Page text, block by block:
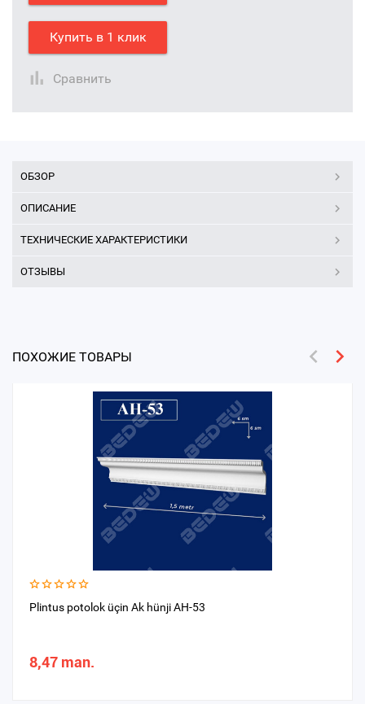
Купить в 1 клик
Сравнить
ОБЗОР
ОПИСАНИЕ
ТЕХНИЧЕСКИЕ ХАРАКТЕРИСТИКИ
ОТЗЫВЫ
ПОХОЖИЕ ТОВАРЫ
Plintus potolok üçin Ak hünji AH-53
8,47 man.